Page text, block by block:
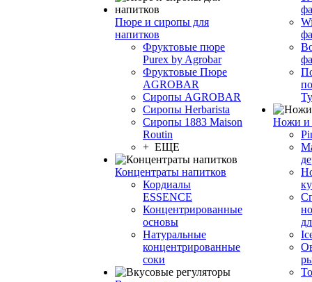
Пюре и сиропы для
напитков
Фруктовые пюре
Purex by Agrobar
Фруктовые Пюре
AGROBAR
Сиропы AGROBAR
Сиропы Herbarista
Сиропы 1883 Maison
Routin
+ ЕЩЕ
Концентраты напитков
Кордиалы
ESSENCE
Концентрированные
основы
Натуральные
концентрированные
соки
Ножи и